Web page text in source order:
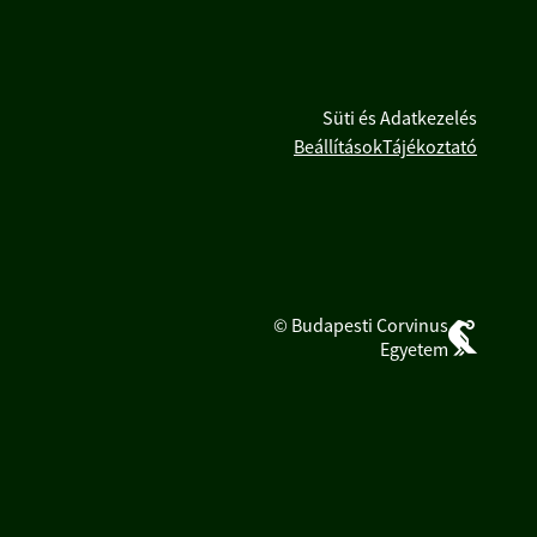
Süti és Adatkezelés
BeállításokTájékoztató
© Budapesti Corvinus
Egyetem